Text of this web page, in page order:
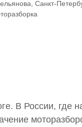
Санкт-
В России, где